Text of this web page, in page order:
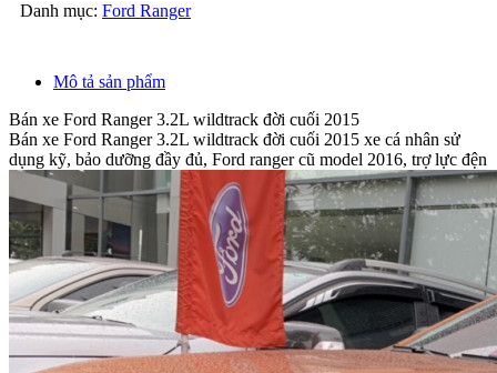
Danh mục: Ford Ranger
Mô tả sản phẩm
Bán xe Ford Ranger 3.2L wildtrack đời cuối 2015
Bán xe Ford Ranger 3.2L wildtrack đời cuối 2015 xe cá nhân sử
dụng kỹ, bảo dưỡng đầy đủ, Ford ranger cũ model 2016, trợ lực đện